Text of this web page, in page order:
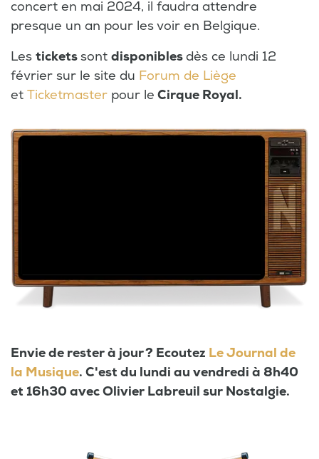
concert en mai 2024, il faudra attendre
presque un an pour les voir en Belgique.
Les ticketssont disponiblesdès ce lundi 12
février sur le site du Forum de Liège
et Ticketmaster pour le Cirque Royal.
Envie de rester à jour ? Ecoutez Le Journal de
la Musique. C'est du lundi au vendredi à 8h40
et 16h30 avec Olivier Labreuil sur Nostalgie.